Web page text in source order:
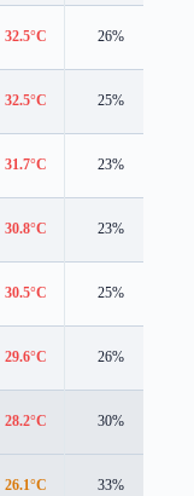
32.5°C 26%
32.5°C 25%
31.7°C 23%
30.8°C 23%
30.5°C 25%
29.6°C 26%
28.2°C 30%
26.1°C 33%